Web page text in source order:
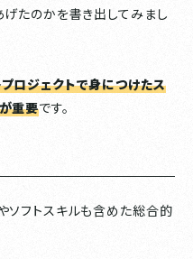
たのかを書き出してみまし
ロジェクトで身につけたス
重要です。
ソフトスキルも含めた総合的